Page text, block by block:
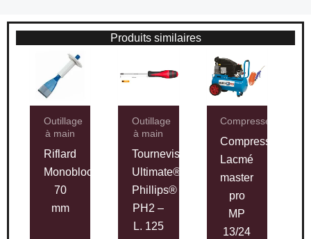
Produits similaires
Outillage
à main
Riflard
Monobloc
70
mm
Outillage
à main
Tournevis
Ultimate®
Phillips®
PH2 –
L. 125
Compresseurs
Compresseur
Lacmé
master
pro
MP
13/24